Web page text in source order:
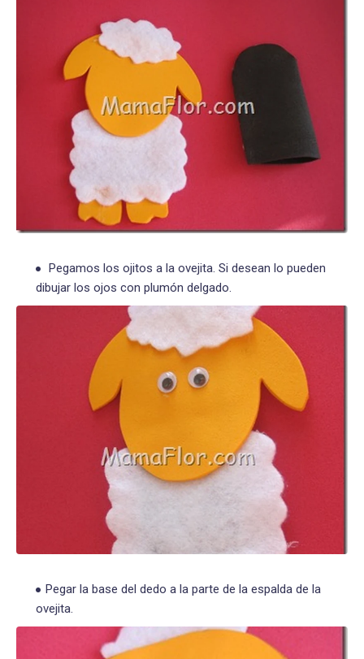
Pegamos los ojitos a la ovejita. Si desean lo pueden
dibujar los ojos con plumón delgado.
Pegar la base del dedo a la parte de la espalda de la
ovejita.